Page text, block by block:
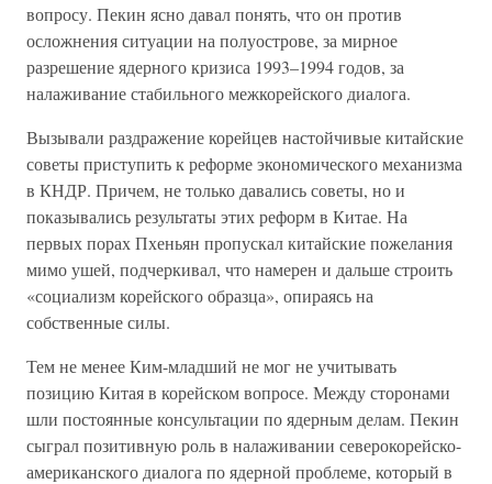
вопросу. Пекин ясно давал понять, что он против
осложнения ситуации на полуострове, за мирное
разрешение ядерного кризиса 1993–1994 годов, за
налаживание стабильного межкорейского диалога.
Вызывали раздражение корейцев настойчивые китайские
советы приступить к реформе экономического механизма
в КНДР. Причем, не только давались советы, но и
показывались результаты этих реформ в Китае. На
первых порах Пхеньян пропускал китайские пожелания
мимо ушей, подчеркивал, что намерен и дальше строить
«социализм корейского образца», опираясь на
собственные силы.
Тем не менее Ким-младший не мог не учитывать
позицию Китая в корейском вопросе. Между сторонами
шли постоянные консультации по ядерным делам. Пекин
сыграл позитивную роль в налаживании северокорейско-
американского диалога по ядерной проблеме, который в